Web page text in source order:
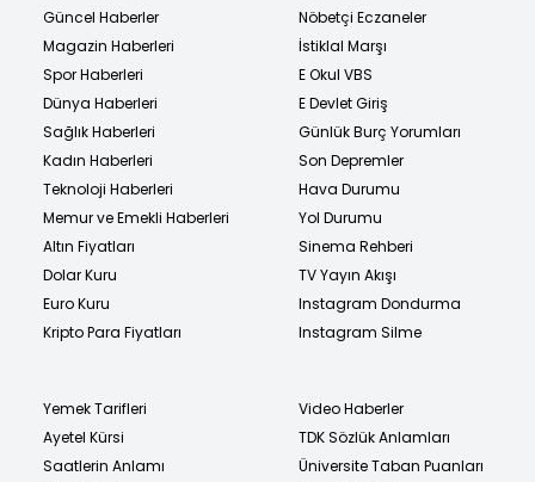
Güncel Haberler
Magazin Haberleri
Spor Haberleri
Dünya Haberleri
Sağlık Haberleri
Kadın Haberleri
Teknoloji Haberleri
Memur ve Emekli Haberleri
Altın Fiyatları
Dolar Kuru
Euro Kuru
Kripto Para Fiyatları
Nöbetçi Eczaneler
İstiklal Marşı
E Okul VBS
E Devlet Giriş
Günlük Burç Yorumları
Son Depremler
Hava Durumu
Yol Durumu
Sinema Rehberi
TV Yayın Akışı
Instagram Dondurma
Instagram Silme
Yemek Tarifleri
Ayetel Kürsi
Saatlerin Anlamı
Video Haberler
TDK Sözlük Anlamları
Üniversite Taban Puanları